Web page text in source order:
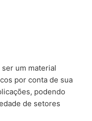
um material
por conta de sua
podendo
de setores